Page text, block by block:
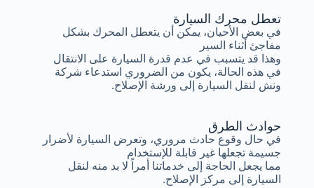
تعطل محرك السيارة
في بعض الأحيان، يمكن أن يتعطل المحرك بشكل
مفاجئ أثناء السير
وهذا قد يتسبب في عدم قدرة السيارة على الانتقال
في هذه الحالة، يكون من الضروري استدعاء شركة
ونش لنقل السيارة إلى ورشة الإصلاح.
حوادث الطرق
في حال وقوع حادث مروري، وتعرض السيارة لأضرار
جسيمة تجعلها غير قابلة للإستخدام
مما يجعل الحاجة إلى خدماتنا أمراً لا بد منه لنقل
السيارة إلى مركز الإصلاح.